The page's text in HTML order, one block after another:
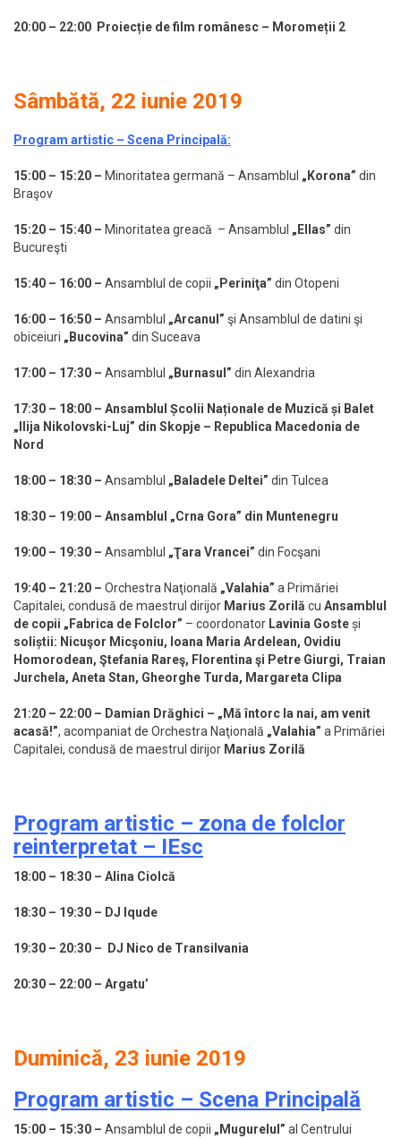
20:00 – 22:00 Proiecție de film românesc – Moromeții 2
Sâmbătă, 22 iunie 2019
Program artistic – Scena Principală:
15:00 – 15:20 – Minoritatea germană – Ansamblul „Korona” din
Braşov
15:20 – 15:40 – Minoritatea greacă – Ansamblul „Ellas” din
Bucureşti
15:40 – 16:00 – Ansamblul de copii „Periniţa” din Otopeni
16:00 – 16:50 – Ansamblul „Arcanul” şi Ansamblul de datini şi
obiceiuri „Bucovina” din Suceava
17:00 – 17:30 – Ansamblul „Burnasul” din Alexandria
17:30 – 18:00 – Ansamblul Școlii Naționale de Muzică și Balet
„Ilija Nikolovski-Luj” din Skopje – Republica Macedonia de
Nord
18:00 – 18:30 – Ansamblul „Baladele Deltei” din Tulcea
18:30 – 19:00 – Ansamblul „Crna Gora” din Muntenegru
19:00 – 19:30 – Ansamblul „Ţara Vrancei” din Focşani
19:40 – 21:20 – Orchestra Naţională „Valahia” a Primăriei
Capitalei, condusă de maestrul dirijor Marius Zorilă cu Ansamblul
de copii „Fabrica de Folclor” – coordonator Lavinia Gosteși
soliștii: Nicuşor Micşoniu, Ioana Maria Ardelean, Ovidiu
Homorodean, Ştefania Rareş, Florentina şi Petre Giurgi, Traian
Jurchela, Aneta Stan, Gheorghe Turda, Margareta Clipa
21:20 – 22:00 – Damian Drăghici – „Mă întorc la nai, am venit
acasă!”, acompaniat de Orchestra Naţională „Valahia” a Primăriei
Capitalei, condusă de maestrul dirijor Marius Zorilă
Program artistic – zona de folclor
reinterpretat – IEsc
18:00 – 18:30 – Alina Ciolcă
18:30 – 19:30 – DJ Iqude
19:30 – 20:30 – DJ Nico de Transilvania
20:30 – 22:00 – Argatu’
Duminică, 23 iunie 2019
Program artistic – Scena Principală
15:00 – 15:30 – Ansamblul de copii „Mugurelul” al Centrului